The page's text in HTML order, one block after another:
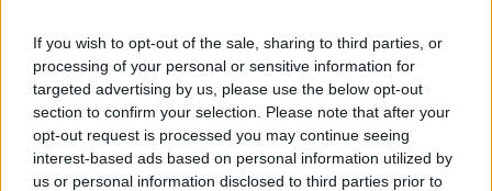
If you wish to opt-out of the sale, sharing to third parties, or
processing of your personal or sensitive information for
targeted advertising by us, please use the below opt-out
section to confirm your selection. Please note that after your
opt-out request is processed you may continue seeing
interest-based ads based on personal information utilized by
us or personal information disclosed to third parties prior to